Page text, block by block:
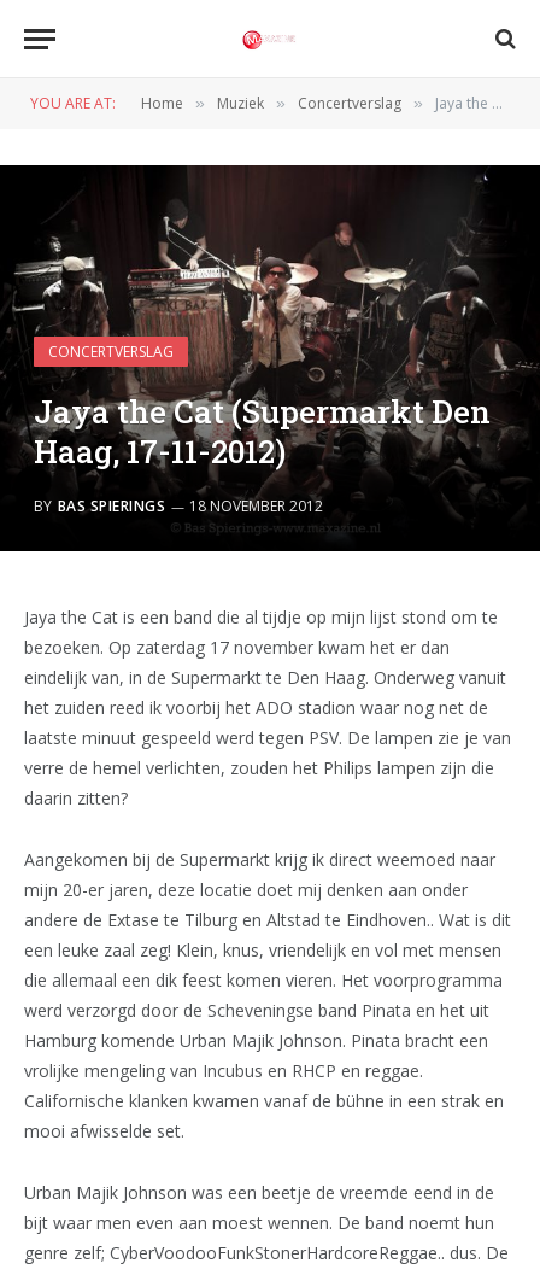
YOU ARE AT: Home » Muziek » Concertverslag » Jaya the Cat (Supermarkt Den Haag, 17-11-2012)
CONCERTVERSLAG
Jaya the Cat (Supermarkt Den
Haag, 17-11-2012)
BY BAS SPIERINGS 18 NOVEMBER 2012
Jaya the Cat is een band die al tijdje op mijn lijst stond om te
bezoeken. Op zaterdag 17 november kwam het er dan
eindelijk van, in de Supermarkt te Den Haag. Onderweg vanuit
het zuiden reed ik voorbij het ADO stadion waar nog net de
laatste minuut gespeeld werd tegen PSV. De lampen zie je van
verre de hemel verlichten, zouden het Philips lampen zijn die
daarin zitten?
Aangekomen bij de Supermarkt krijg ik direct weemoed naar
mijn 20-er jaren, deze locatie doet mij denken aan onder
andere de Extase te Tilburg en Altstad te Eindhoven.. Wat is dit
een leuke zaal zeg! Klein, knus, vriendelijk en vol met mensen
die allemaal een dik feest komen vieren. Het voorprogramma
werd verzorgd door de Scheveningse band Pinata en het uit
Hamburg komende Urban Majik Johnson. Pinata bracht een
vrolijke mengeling van Incubus en RHCP en reggae.
Californische klanken kwamen vanaf de bühne in een strak en
mooi afwisselde set.
Urban Majik Johnson was een beetje de vreemde eend in de
bijt waar men even aan moest wennen. De band noemt hun
genre zelf; CyberVoodooFunkStonerHardcoreReggae.. dus. De